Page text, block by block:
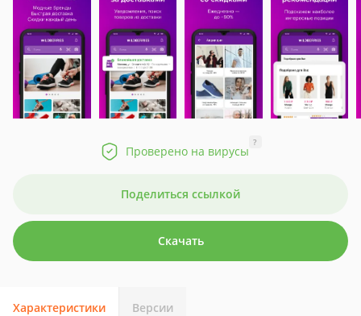
Проверено на вирусы
?
Поделиться ссылкой
Скачать
Характеристики Версии